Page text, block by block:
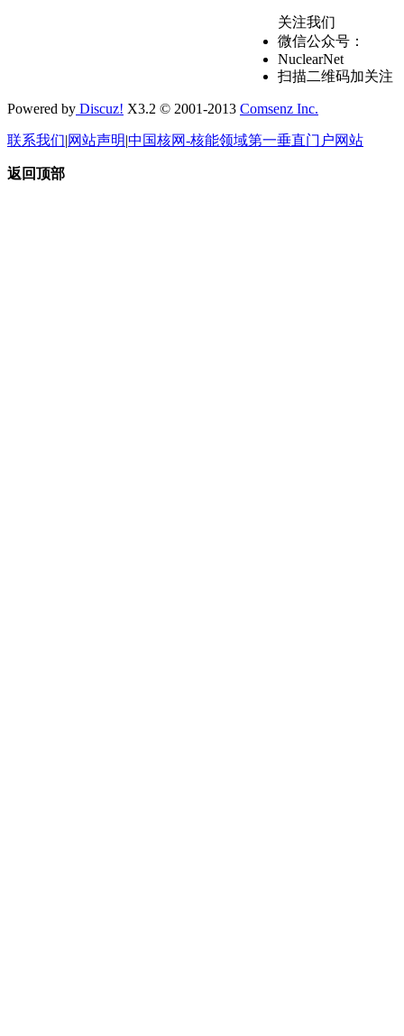
关注我们
微信公众号：
NuclearNet
扫描二维码加关注
Powered by Discuz! X3.2 © 2001-2013 Comsenz Inc.
联系我们|网站声明|中国核网-核能领域第一垂直门户网站
返回顶部